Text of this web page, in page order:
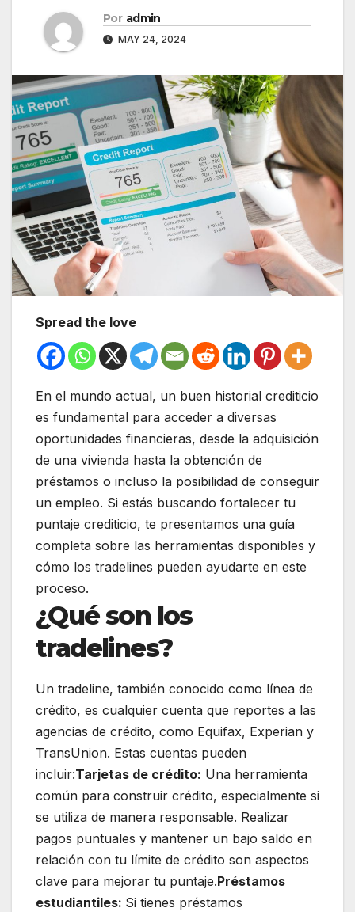
Por admin
MAY 24, 2024
Spread the love
En el mundo actual, un buen historial crediticio
es fundamental para acceder a diversas
oportunidades financieras, desde la adquisición
de una vivienda hasta la obtención de
préstamos o incluso la posibilidad de conseguir
un empleo. Si estás buscando fortalecer tu
puntaje crediticio, te presentamos una guía
completa sobre las herramientas disponibles y
cómo los tradelines pueden ayudarte en este
proceso.
¿Qué son los
tradelines?
Un tradeline, también conocido como línea de
crédito, es cualquier cuenta que reportes a las
agencias de crédito, como Equifax, Experian y
TransUnion. Estas cuentas pueden
incluir:Tarjetas de crédito: Una herramienta
común para construir crédito, especialmente si
se utiliza de manera responsable. Realizar
pagos puntuales y mantener un bajo saldo en
relación con tu límite de crédito son aspectos
clave para mejorar tu puntaje.Préstamos
estudiantiles: Si tienes préstamos